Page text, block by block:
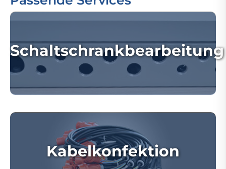
Schaltschrankbearbeitung
Kabelkonfektion